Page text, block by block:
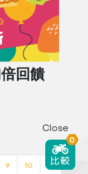
回饋
9 10 >>
Close
0